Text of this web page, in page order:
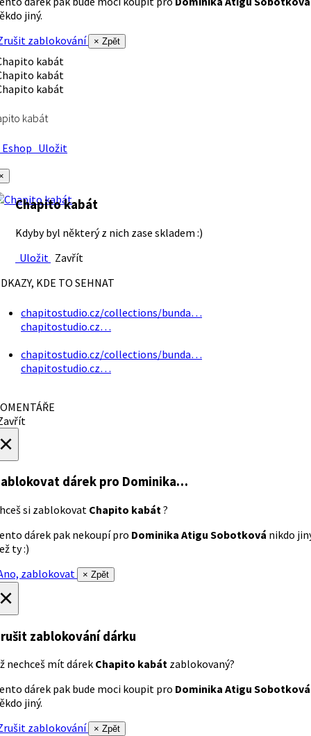
jiný.
zablokování
× Zpět
kabát
Uložit
Chapito kabát
Kdyby byl některý z nich zase skladem :)
Uložit Zavřít
KDE TO SEHNAT
chapitostudio.cz/collections/bunda…
chapitostudio.cz…
chapitostudio.cz/collections/bunda…
chapitostudio.cz…
dárek pro Dominika…
si zablokovat Chapito kabát ?
dárek pak nekoupí pro Dominika Atigu Sobotková nikdo
ty :)
zablokovat
× Zpět
zablokování dárku
nechceš mít dárek Chapito kabát zablokovaný?
dárek pak bude moci koupit pro Dominika Atigu Sobotková
jiný.
zablokování
× Zpět